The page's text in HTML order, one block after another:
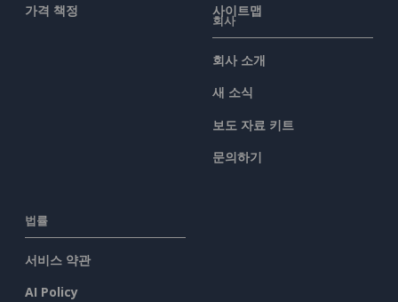
가격 책정
사이트맵
회사
회사 소개
새 소식
보도 자료 키트
문의하기
법률
서비스 약관
AI Policy